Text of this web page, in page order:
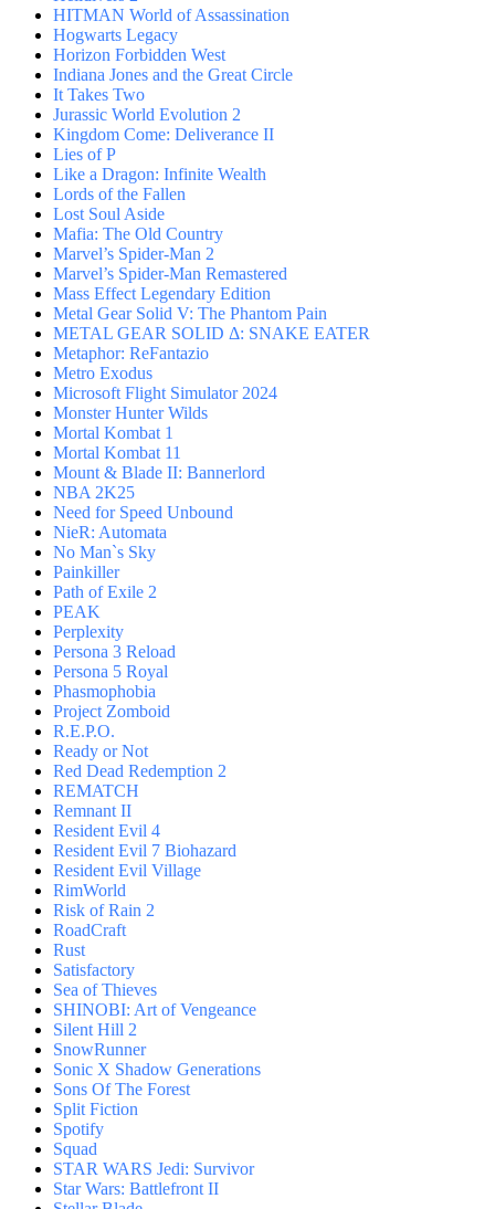
HITMAN World of Assassination
Hogwarts Legacy
Horizon Forbidden West
Indiana Jones and the Great Circle
It Takes Two
Jurassic World Evolution 2
Kingdom Come: Deliverance II
Lies of P
Like a Dragon: Infinite Wealth
Lords of the Fallen
Lost Soul Aside
Mafia: The Old Country
Marvel’s Spider-Man 2
Marvel’s Spider-Man Remastered
Mass Effect Legendary Edition
Metal Gear Solid V: The Phantom Pain
METAL GEAR SOLID Δ: SNAKE EATER
Metaphor: ReFantazio
Metro Exodus
Microsoft Flight Simulator 2024
Monster Hunter Wilds
Mortal Kombat 1
Mortal Kombat 11
Mount & Blade II: Bannerlord
NBA 2K25
Need for Speed Unbound
NieR: Automata
No Man`s Sky
Painkiller
Path of Exile 2
PEAK
Perplexity
Persona 3 Reload
Persona 5 Royal
Phasmophobia
Project Zomboid
R.E.P.O.
Ready or Not
Red Dead Redemption 2
REMATCH
Remnant II
Resident Evil 4
Resident Evil 7 Biohazard
Resident Evil Village
RimWorld
Risk of Rain 2
RoadCraft
Rust
Satisfactory
Sea of Thieves
SHINOBI: Art of Vengeance
Silent Hill 2
SnowRunner
Sonic X Shadow Generations
Sons Of The Forest
Split Fiction
Spotify
Squad
STAR WARS Jedi: Survivor
Star Wars: Battlefront II